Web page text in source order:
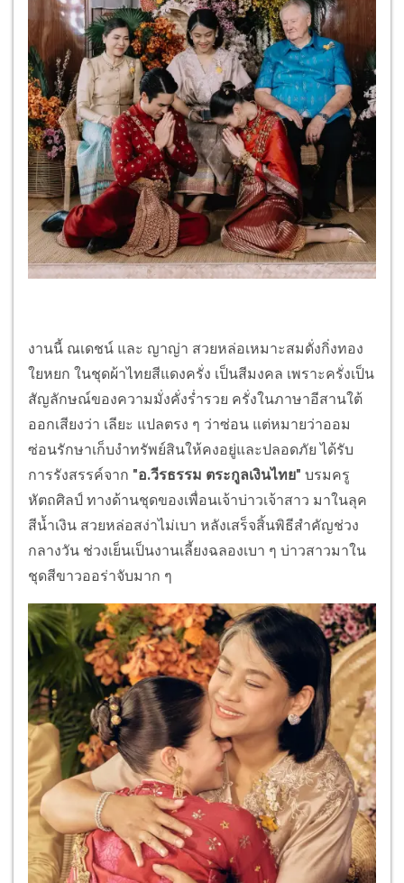
งานนี้ ณเดชน์ และ ญาญ่า สวยหล่อเหมาะสมดั่งกิ่งทอง
ใยหยก ในชุดผ้าไทยสีแดงครั่ง เป็นสีมงคล เพราะครั่งเป็น
สัญลักษณ์ของความมั่งคั่งร่ำรวย ครั่งในภาษาอีสานใต้
ออกเสียงว่า เลียะ แปลตรง ๆ ว่าซ่อน แต่หมายว่าออม
ซ่อนรักษาเก็บงำทรัพย์สินให้คงอยู่และปลอดภัย ได้รับ
การรังสรรค์จาก "อ.วีรธรรม ตระกูลเงินไทย" บรมครู
หัตถศิลป์ ทางด้านชุดของเพื่อนเจ้าบ่าวเจ้าสาว มาในลุค
สีน้ำเงิน สวยหล่อสง่าไม่เบา หลังเสร็จสิ้นพิธีสำคัญช่วง
กลางวัน ช่วงเย็นเป็นงานเลี้ยงฉลองเบา ๆ บ่าวสาวมาใน
ชุดสีขาวออร่าจับมาก ๆ